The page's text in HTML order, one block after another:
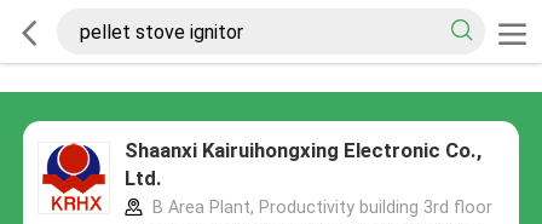
Shaanxi Kairuihongxing Electronic Co.,
Ltd.
B Area Plant, Productivity building 3rd floor